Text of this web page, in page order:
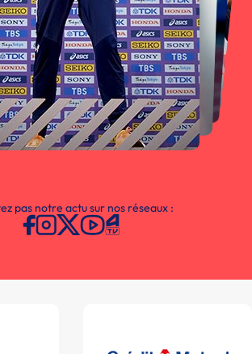
pas notre actu sur nos réseaux :